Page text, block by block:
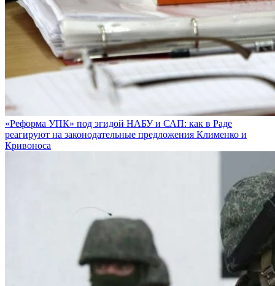
«Реформа УПК» под эгидой НАБУ и САП: как в Раде
реагируют на законодательные предложения Клименко и
Кривоноса